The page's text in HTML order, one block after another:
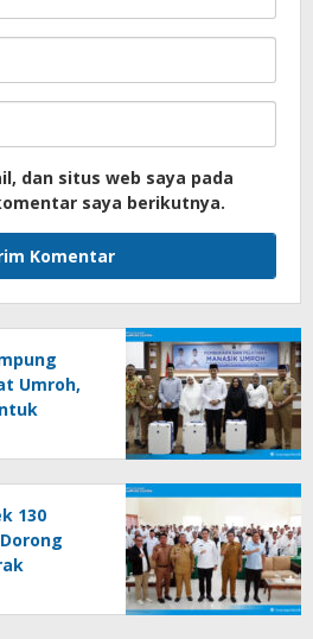
dan situs web saya pada
saya berikutnya.
Umroh,
130